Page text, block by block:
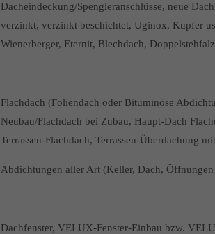
Dacheindeckung/Spengleranschlüsse, neue
verzinkt, verzinkt beschichtet, Uginox, Kupfer
Wienerberger, Eternit, Blechdach,
Flachdach (Foliendach oder Bituminöse
Neubau/Flachdach bei Zubau, Haupt-Dach
Terrassen-Flachdach, Terrassen-Überdachung
Abdichtungen aller Art (Keller, Dach,
Dachfenster, VELUX-Fenster-Einbau bzw.